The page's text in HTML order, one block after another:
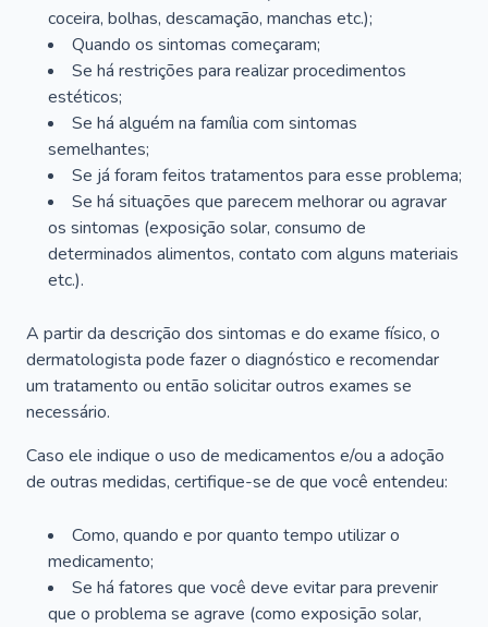
coceira, bolhas, descamação, manchas etc.);
Quando os sintomas começaram;
Se há restrições para realizar procedimentos
estéticos;
Se há alguém na família com sintomas
semelhantes;
Se já foram feitos tratamentos para esse problema;
Se há situações que parecem melhorar ou agravar
os sintomas (exposição solar, consumo de
determinados alimentos, contato com alguns materiais
etc.).
A partir da descrição dos sintomas e do exame físico, o
dermatologista pode fazer o diagnóstico e recomendar
um tratamento ou então solicitar outros exames se
necessário.
Caso ele indique o uso de medicamentos e/ou a adoção
de outras medidas, certifique-se de que você entendeu:
Como, quando e por quanto tempo utilizar o
medicamento;
Se há fatores que você deve evitar para prevenir
que o problema se agrave (como exposição solar,